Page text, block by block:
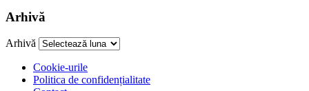
Arhivă
Arhivă
Cookie-urile
Politica de confidențialitate